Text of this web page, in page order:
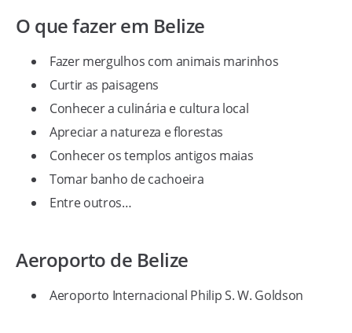
O que fazer em Belize
Fazer mergulhos com animais marinhos
Curtir as paisagens
Conhecer a culinária e cultura local
Apreciar a natureza e florestas
Conhecer os templos antigos maias
Tomar banho de cachoeira
Entre outros…
Aeroporto de Belize
Aeroporto Internacional Philip S. W. Goldson